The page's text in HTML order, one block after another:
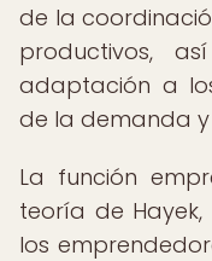
de la
productivos,
adaptación a
de la demanda
La función
teoría de
los